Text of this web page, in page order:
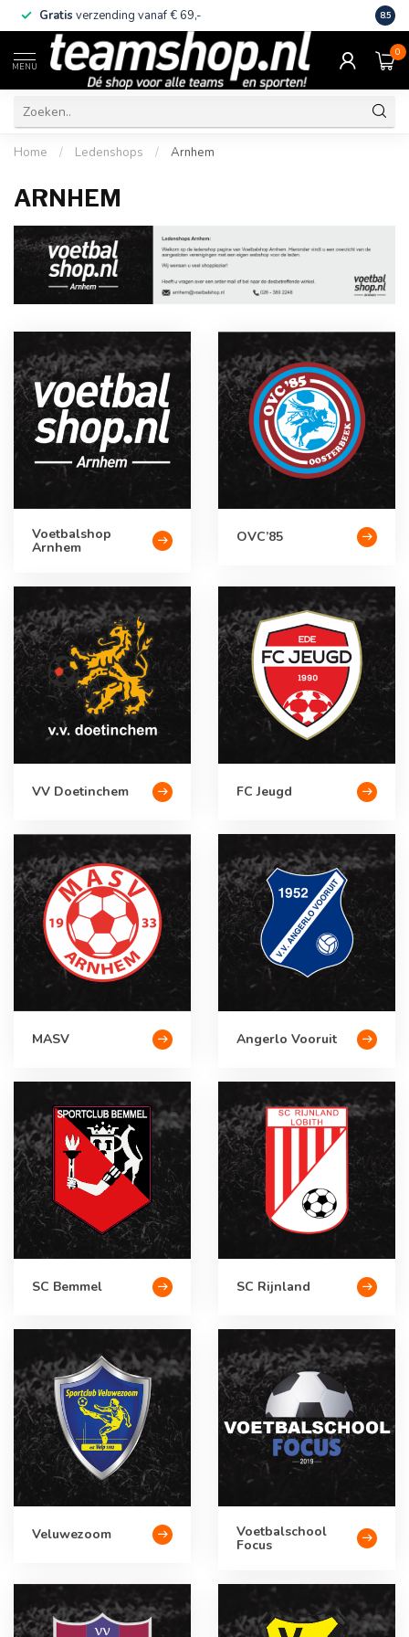
Gratis verzending vanaf € 69,- Eigen
8.5
MENU
0
Home / Ledenshops / Arnhem
ARNHEM
Voetbalshop
Arnhem
OVC’85
VV Doetinchem FC Jeugd
MASV Angerlo Vooruit
SC Bemmel SC Rijnland
Veluwezoom Voetbalschool
Focus